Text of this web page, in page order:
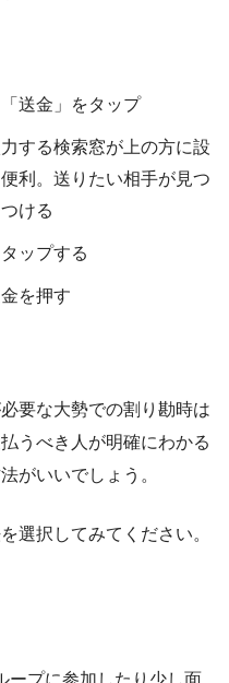
送金」をタップ
する検索窓が上の方に設
利。送りたい相手が見つ
ける
ップする
を押す
要な大勢での割り勘時は
うべき人が明確にわかる
がいいでしょう。
選択してみてください。
ープに参加したり少し面